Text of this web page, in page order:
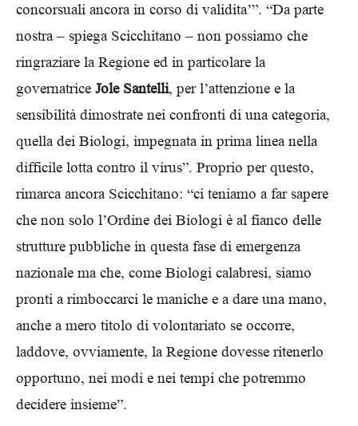
concorsuali ancora in corso di validita’”. “Da parte
nostra – spiega Scicchitano – non possiamo che
ringraziare la Regione ed in particolare la
governatrice Jole Santelli, per l’attenzione e la
sensibilità dimostrate nei confronti di una categoria,
quella dei Biologi, impegnata in prima linea nella
difficile lotta contro il virus”. Proprio per questo,
rimarca ancora Scicchitano: “ci teniamo a far sapere
che non solo l’Ordine dei Biologi è al fianco delle
strutture pubbliche in questa fase di emergenza
nazionale ma che, come Biologi calabresi, siamo
pronti a rimboccarci le maniche e a dare una mano,
anche a mero titolo di volontariato se occorre,
laddove, ovviamente, la Regione dovesse ritenerlo
opportuno, nei modi e nei tempi che potremmo
decidere insieme”.